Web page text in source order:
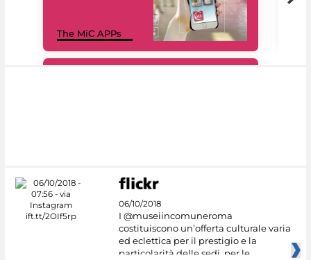
The MiC APPs
06/10/2018
I @museiincomuneroma
costituiscono un’offerta culturale varia
ed eclettica per il prestigio e la
particolarità delle sedi, per le